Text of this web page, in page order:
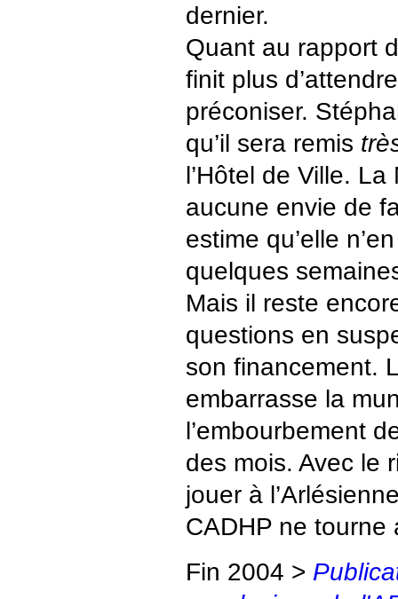
dernier.
Quant au rapport
finit plus
préconiser.
qu’il sera remis
l’Hôtel de Ville. La
aucune envie de
estime qu’elle
quelques
Mais il reste
questions en
son financement.
embarrasse la
l’embourbement
des mois. Avec le
jouer à
CADHP ne
Fin 2004 >